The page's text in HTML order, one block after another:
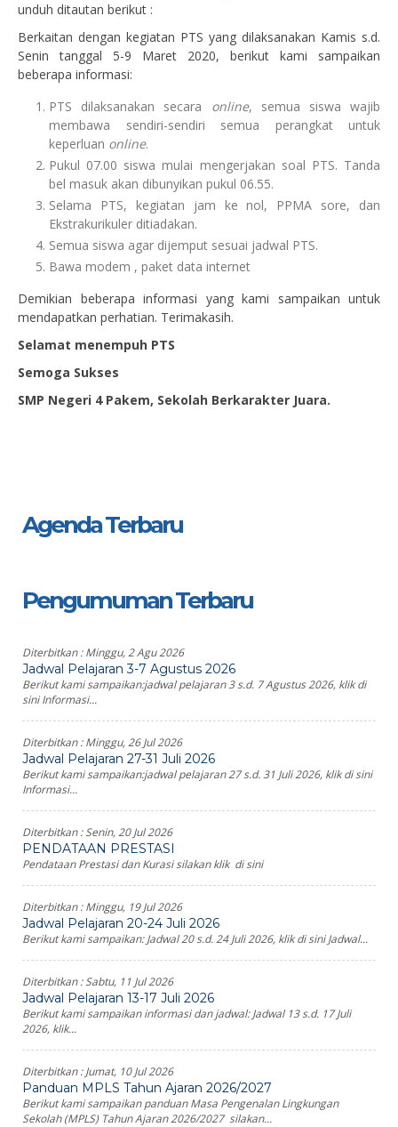
unduh ditautan berikut :
Berkaitan dengan kegiatan PTS yang dilaksanakan Kamis s.d.
Senin tanggal 5-9 Maret 2020, berikut kami sampaikan
beberapa informasi:
PTS dilaksanakan secara online, semua siswa wajib
membawa sendiri-sendiri semua perangkat untuk
keperluan online.
Pukul 07.00 siswa mulai mengerjakan soal PTS. Tanda
bel masuk akan dibunyikan pukul 06.55.
Selama PTS, kegiatan jam ke nol, PPMA sore, dan
Ekstrakurikuler ditiadakan.
Semua siswa agar dijemput sesuai jadwal PTS.
Bawa modem , paket data internet
Demikian beberapa informasi yang kami sampaikan untuk
mendapatkan perhatian. Terimakasih.
Selamat menempuh PTS
Semoga Sukses
SMP Negeri 4 Pakem, Sekolah Berkarakter Juara.
Agenda Terbaru
Pengumuman Terbaru
Diterbitkan :Minggu, 2 Agu 2026
Jadwal Pelajaran 3-7 Agustus 2026
Berikut kami sampaikan:jadwal pelajaran 3 s.d. 7 Agustus 2026, klik di
sini Informasi...
Diterbitkan :Minggu, 26 Jul 2026
Jadwal Pelajaran 27-31 Juli 2026
Berikut kami sampaikan:jadwal pelajaran 27 s.d. 31 Juli 2026, klik di sini
Informasi...
Diterbitkan :Senin, 20 Jul 2026
PENDATAAN PRESTASI
Pendataan Prestasi dan Kurasi silakan klik di sini
Diterbitkan :Minggu, 19 Jul 2026
Jadwal Pelajaran 20-24 Juli 2026
Berikut kami sampaikan: Jadwal 20 s.d. 24 Juli 2026, klik di sini Jadwal...
Diterbitkan :Sabtu, 11 Jul 2026
Jadwal Pelajaran 13-17 Juli 2026
Berikut kami sampaikan informasi dan jadwal: Jadwal 13 s.d. 17 Juli
2026, klik...
Diterbitkan :Jumat, 10 Jul 2026
Panduan MPLS Tahun Ajaran 2026/2027
Berikut kami sampaikan panduan Masa Pengenalan Lingkungan
Sekolah (MPLS) Tahun Ajaran 2026/2027 silakan...